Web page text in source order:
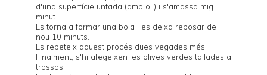
d'una superfície untada (amb oli) i s'amassa mig
minut.
Es torna a formar una bola i es deixa reposar de
nou 10 minuts.
Es repeteix aquest procés dues vegades més.
Finalment, s'hi afegeixen les olives verdes tallades a
trossos.